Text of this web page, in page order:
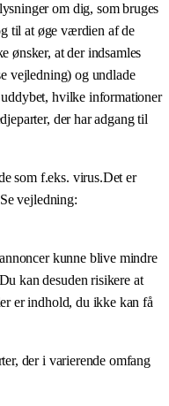
om dig, som bruges
til at øge værdien af de
ønsker, at der indsamles
vejledning) og undlade
hvilke informationer
der har adgang til
som f.eks. virus.Det er
vejledning:
kunne blive mindre
kan desuden risikere at
er indhold, du ikke kan få
der i varierende omfang